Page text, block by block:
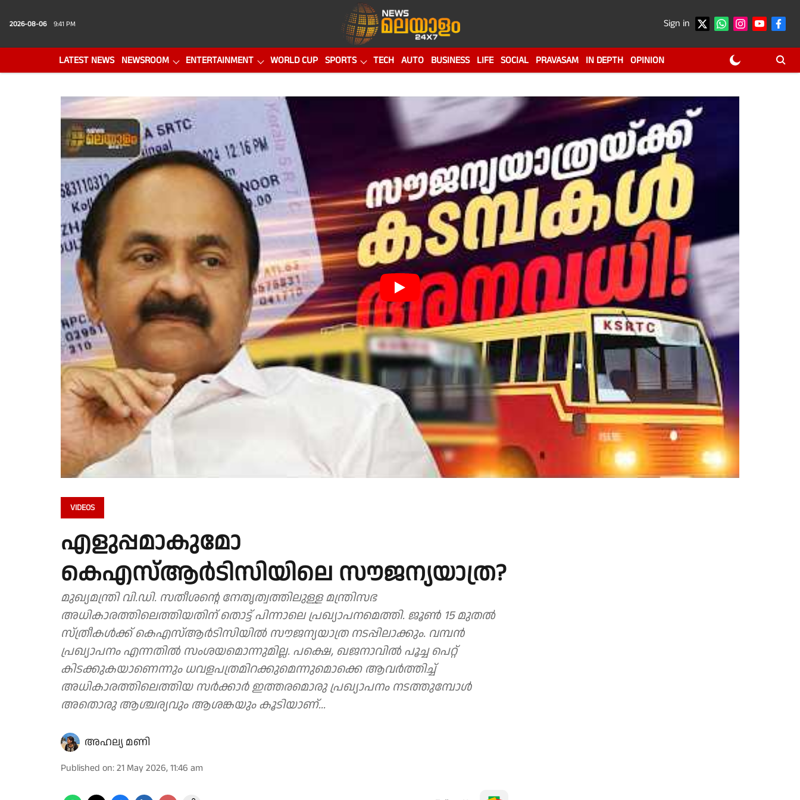
2026-08-06 9:41 PM Sign in
LATEST NEWS NEWSROOM ENTERTAINMENT WORLD CUP SPORTS TECH AUTO BUSINESS LIFE SOCIAL PRAVASAM IN DEPTH OPINION
VIDEOS
എളുപ്പമാകുമോ
കെഎസ്ആർടിസിയിലെ സൗജന്യയാത്ര?
മുഖ്യമന്ത്രി വി.ഡി. സതീശൻ്റെ നേതൃത്വത്തിലുള്ള മന്ത്രിസഭ
അധികാരത്തിലെത്തിയതിന് തൊട്ട് പിന്നാലെ പ്രഖ്യാപനമെത്തി. ജൂൺ 15 മുതൽ
സ്ത്രീകൾക്ക് കെഎസ്ആ‍‍ർടിസിയിൽ സൗജന്യയാത്ര നടപ്പിലാക്കും. വമ്പൻ
പ്രഖ്യാപനം എന്നതിൽ സംശയമൊന്നുമില്ല. പക്ഷെ, ഖജനാവിൽ പൂച്ച പെറ്റ്
കിടക്കുകയാണെന്നും ധവളപത്രമിറക്കുമെന്നുമൊക്കെ ആവ‍ർത്തിച്ച്
അധികാരത്തിലെത്തിയ സ‍ർക്കാർ ഇത്തരമൊരു പ്രഖ്യാപനം നടത്തുമ്പോൾ
അതൊരു ആശ്ചര്യവും ആശങ്കയും കൂടിയാണ്...
അഹല്യ മണി
Published on:21 May 2026, 11:46 am